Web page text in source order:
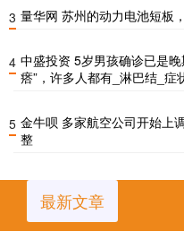
3 量华网 苏州的动力电池短板
4 中盛投资 5岁男孩确诊已是
瘩”，许多人都有_淋巴结_症
5 金牛呗 多家航空公司开始上
整
最新文章